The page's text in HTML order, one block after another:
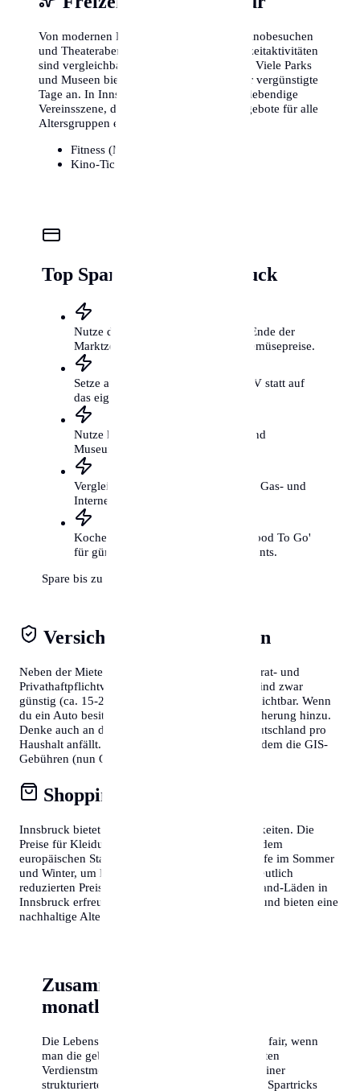
Von modernen Fitnessstudios bis hin zu Kinobesuchen
und Theaterabenden – die Kosten für Freizeitaktivitäten
sind vergleichbar mit anderen Metropolen. Viele Parks
und Museen bieten zudem kostenlose oder vergünstigte
Tage an. In Innsbruck gibt es zudem eine lebendige
Vereinsszene, die kostengünstige Sportangebote für alle
Altersgruppen ermöglicht.
Fitness (Monat):
Kino-Ticket:
Top Spartipps für Innsbruck
Nutze die Wochenmärkte kurz vor Ende der
Marktzeit für günstige Obst- und Gemüsepreise.
Setze auf das Fahrrad und den ÖPNV statt auf
das eigene Auto.
Nutze kostenfreie Kulturangebote und
Museumstage.
Vergleiche regelmäßig deine Strom-, Gas- und
Internetverträge.
Koche öfter selbst und nutze 'Too Good To Go'
für günstige Mahlzeiten aus Restaurants.
Spare bis zu 300€ mtl.
Versicherungen & Abgaben
Neben der Miete solltest du Kosten für die Hausrat- und
Privathaftpflichtversicherung einplanen. Diese sind zwar
günstig (ca. 15-20€/Monat), aber absolut unverzichtbar. Wenn
du ein Auto besitzt, kommen Steuern und Versicherung hinzu.
Denke auch an den Rundfunkbeitrag, der in Deutschland pro
Haushalt anfällt. Wer in Österreich lebt, muss zudem die GIS-
Gebühren (nun ORF-Beitrag) berücksichtigen.
Shopping & Konsum
Innsbruck bietet fantastische Shopping-Möglichkeiten. Die
Preise für Kleidung und Elektronik entsprechen dem
europäischen Standard. Nutze die Schlussverkäufe im Sommer
und Winter, um hochwertige Markenartikel zu deutlich
reduzierten Preisen zu erstehen. Auch Second-Hand-Läden in
Innsbruck erfreuen sich wachsender Beliebtheit und bieten eine
nachhaltige Alternative zum Neukauf.
Zusammenfassung der
monatlichen Kosten
Die Lebenshaltungskosten in Innsbruck sind fair, wenn
man die gebotene Lebensqualität und die guten
Verdienstmöglichkeiten berücksichtigt. Mit einer
strukturierten Planung und ein paar cleveren Spartricks